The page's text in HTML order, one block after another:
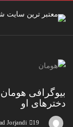
بیوگرافی
دخترهای او
Jorjandi 19 جولای 2023